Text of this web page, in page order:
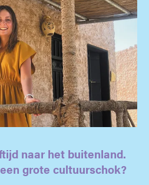
naar het buitenland.
grote cultuurschok?